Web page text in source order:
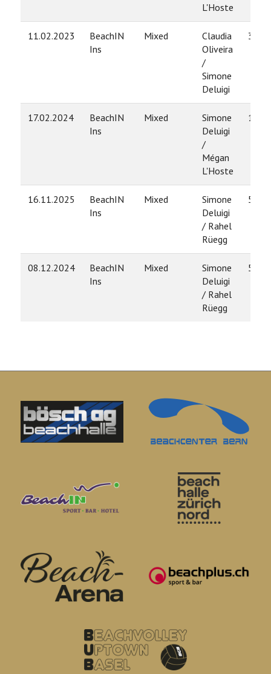
L'Hoste
11.02.2023
BeachIN
Ins
Mixed
Claudia
Oliveira
/
Simone
Deluigi
3
17.02.2024
BeachIN
Ins
Mixed
Simone
Deluigi
/
Mégan
L'Hoste
1
16.11.2025
BeachIN
Ins
Mixed
Simone
Deluigi
/ Rahel
Rüegg
5
08.12.2024
BeachIN
Ins
Mixed
Simone
Deluigi
/ Rahel
Rüegg
5